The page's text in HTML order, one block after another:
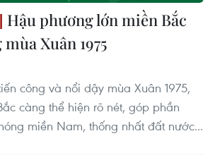
Hậu phương lớn miền Bắc
Xuân 1975
công và nổi dậy mùa Xuân 1975,
càng thể hiện rõ nét, góp phần
miền Nam, thống nhất đất nước...